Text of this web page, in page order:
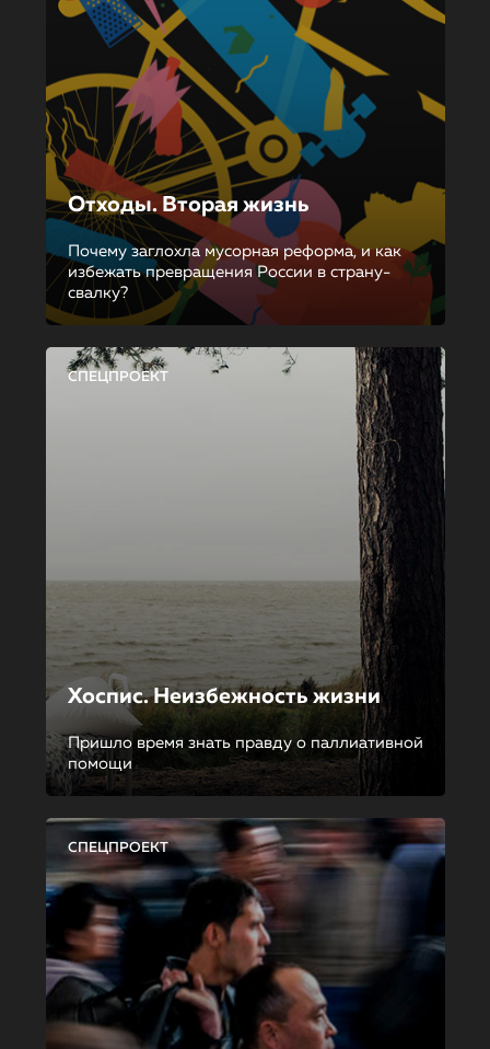
Отходы. Вторая жизнь
Почему заглохла мусорная реформа, и как
избежать превращения России в страну-
свалку?
СПЕЦПРОЕКТ
Хоспис. Неизбежность жизни
Пришло время знать правду о паллиативной
помощи
СПЕЦПРОЕКТ